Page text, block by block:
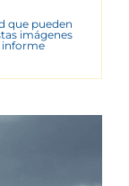
que pueden
imágenes
informe